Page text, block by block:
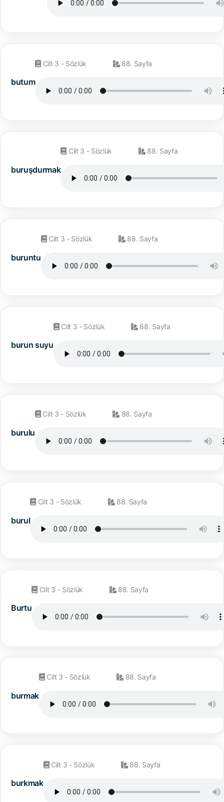
butum
Cilt 3 - Sözlük 88. Sayfa
buruşdurmak
Cilt 3 - Sözlük 88. Sayfa
buruntu
Cilt 3 - Sözlük 88. Sayfa
burun suyu
Cilt 3 - Sözlük 88. Sayfa
burulu
Cilt 3 - Sözlük 88. Sayfa
burul
Cilt 3 - Sözlük 88. Sayfa
Burtu
Cilt 3 - Sözlük 88. Sayfa
burmak
Cilt 3 - Sözlük 88. Sayfa
burkmak
Cilt 3 - Sözlük 88. Sayfa